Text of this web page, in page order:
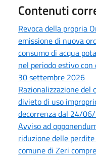
Contenuti
Revoca della propria
emissione di nuova
consumo di acqua
nel periodo estivo
30 settembre 2026
Razionalizzazione del
divieto di uso
decorrenza dal 24/
Avviso ad
riduzione delle
comune di Zeri